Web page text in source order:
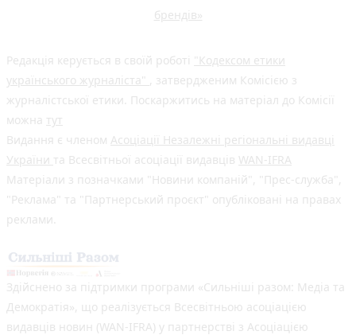
брендів»
Редакція керується в своїй роботі "Кодексом етики
українського журналіста"
, затвердженим Комісією з
журналістської етики. Поскаржитись на матеріал до Комісії
можна тут
Видання є членом Асоціації Незалежні регіональні видавці
України та Всесвітньої асоціації видавців WAN-IFRA
Матеріали з позначками "Новини компаній", "Прес-служба",
"Реклама" та "Партнерський проєкт" опубліковані на правах
реклами.
Здійснено за підтримки програми «Сильніші разом: Медіа та
Демократія», що реалізується Всесвітньою асоціацією
видавців новин (WAN-IFRA) у партнерстві з Асоціацією